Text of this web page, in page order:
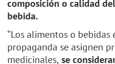
composición o calidad
bebida.
“Los alimentos o
propaganda se asignen
medicinales, se